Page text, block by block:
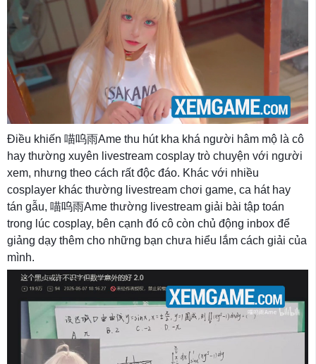
Điều khiến 喵呜雨Ame thu hút kha khá người hâm mộ là cô
hay thường xuyên livestream cosplay trò chuyện với người
xem, nhưng theo cách rất độc đáo. Khác với nhiều
cosplayer khác thường livestream chơi game, ca hát hay
tán gẫu, 喵呜雨Ame thường livestream giải bài tập toán
trong lúc cosplay, bên cạnh đó cô còn chủ động inbox để
giảng dạy thêm cho những bạn chưa hiểu lắm cách giải của
mình.